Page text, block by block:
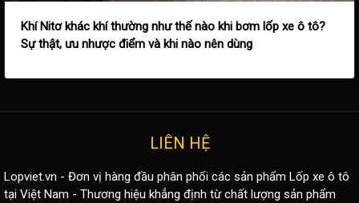
Khí Nitơ khác khí thường như thế nào khi bơm lốp xe ô tô?
Sự thật, ưu nhược điểm và khi nào nên dùng
LIÊN HỆ
Lopviet.vn - Đơn vị hàng đầu phân phối các sản phẩm Lốp xe ô tô
tại Việt Nam - Thương hiệu khẳng định từ chất lượng sản phẩm